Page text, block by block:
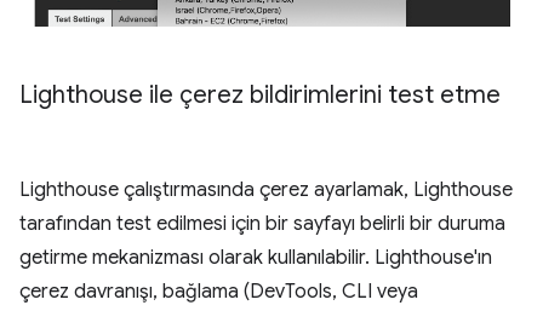
Lighthouse ile çerez bildirimlerini test etme
Lighthouse çalıştırmasında çerez ayarlamak, Lighthouse
tarafından test edilmesi için bir sayfayı belirli bir duruma
getirme mekanizması olarak kullanılabilir. Lighthouse'ın
çerez davranışı, bağlama (DevTools, CLI veya